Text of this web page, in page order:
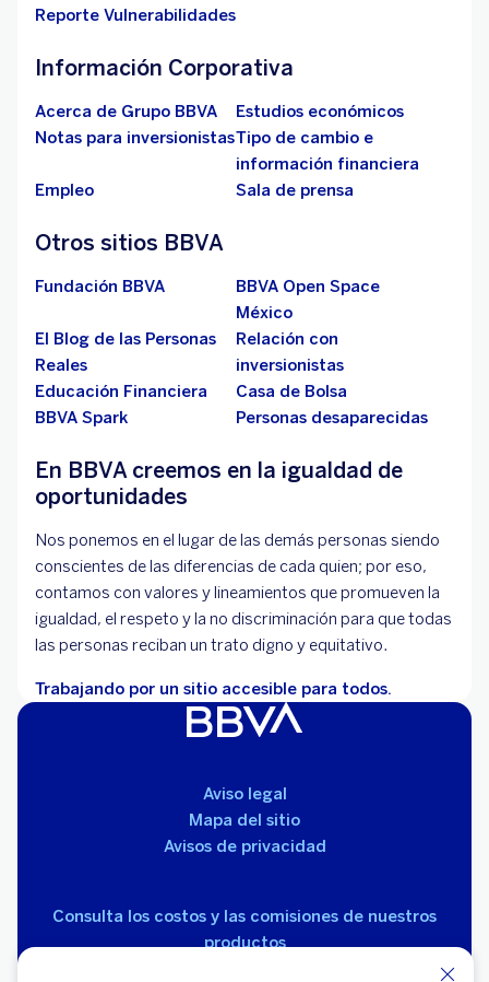
Reporte Vulnerabilidades
Información Corporativa
Acerca de Grupo BBVA
Estudios económicos
Notas para inversionistasTipo de cambio e
información financiera
Empleo
Sala de prensa
Otros sitios BBVA
Fundación BBVA
BBVA Open Space
México
El Blog de las Personas
Reales
Relación con
inversionistas
Educación Financiera
Casa de Bolsa
BBVA Spark
Personas desaparecidas
En BBVA creemos en la igualdad de
oportunidades
Nos ponemos en el lugar de las demás personas siendo
conscientes de las diferencias de cada quien; por eso,
contamos con valores y lineamientos que promueven la
igualdad, el respeto y la no discriminación para que todas
las personas reciban un trato digno y equitativo.
Trabajando por un sitio accesible para todos.
Aviso legal
Mapa del sitio
Avisos de privacidad
Consulta los costos y las comisiones de nuestros
productos